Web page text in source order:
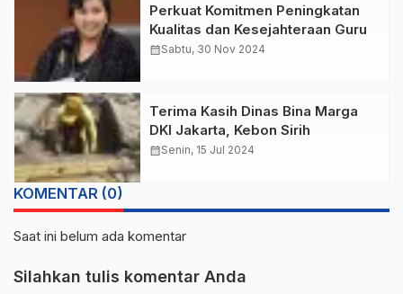
Perkuat Komitmen Peningkatan
Kualitas dan Kesejahteraan Guru
calendar_monthSabtu, 30 Nov 2024
Terima Kasih Dinas Bina Marga
DKI Jakarta, Kebon Sirih
calendar_monthSenin, 15 Jul 2024
KOMENTAR (0)
Saat ini belum ada komentar
Silahkan tulis komentar Anda